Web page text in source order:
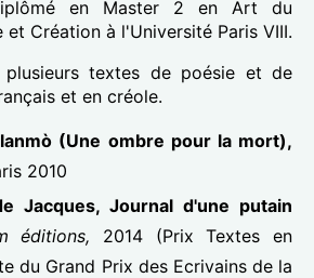
en Master 2 en Art du
Création à l'Université Paris VIII.
textes de poésie et de
et en créole.
(Une ombre pour la mort),
2010
Jacques, Journal d'une putain
éditions, 2014 (Prix Textes en
du Grand Prix des Ecrivains de la